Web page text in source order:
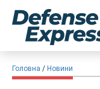
Головна Новини